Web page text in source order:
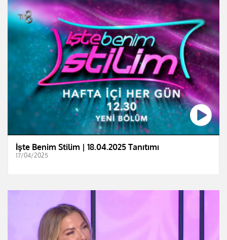
İşte Benim Stilim | 18.04.2025 Tanıtımı
17/04/2025